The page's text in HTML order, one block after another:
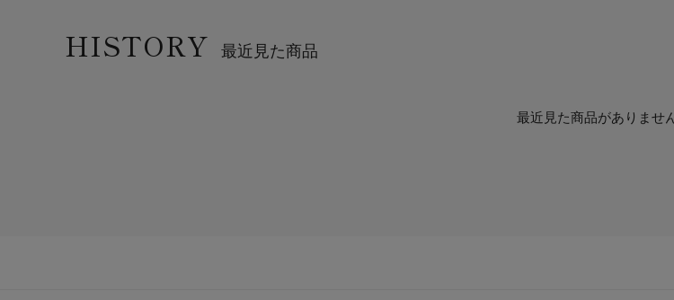
HISTORY
最近見た商品がありません